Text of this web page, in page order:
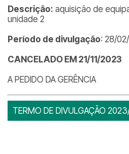
Descrição: aquisição de
unidade 2
Período de divulgação: 28/
CANCELADO EM 21/11/2023
A PEDIDO DA GERÊNCIA
TERMO DE DIVULGAÇÃO